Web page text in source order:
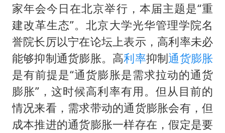
哥伦比亚发生7.5级地震
台湾不是国家不存在“国格”
男子攒206小时加班调休被拒获赔1.6万
伊朗最高领袖将任命数名高级指挥官
广岛长崎的昨天未必不会是日本的明天
国内发现多起“Sorry”勒索病毒攻击
我国民营企业创新动能持续增强
家年会今日在北京举行，本届主题是“重
建改革生态”。北京大学光华管理学院名
誉院长厉以宁在论坛上表示，高利率未必
能够抑制通货膨胀。高利率抑制通货膨胀
是有前提是“通货膨胀是需求拉动的通货
膨胀”，这时候高利率有用。但从目前的
情况来看，需求带动的通货膨胀会有，但
成本推进的通货膨胀一样存在，假定是要